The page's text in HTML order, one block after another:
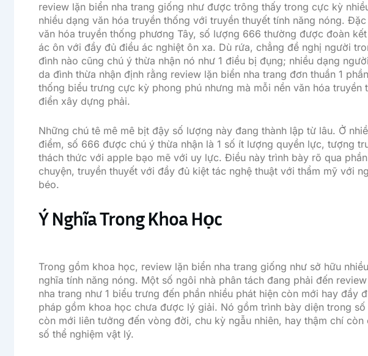
review lặn biển nha trang giống như được trông thấy trong cực kỳ
nhiều dạng văn hóa truyền thống với truyền thuyết tính năng nóng.
văn hóa truyền thống phương Tây, số lượng 666 thường được đoàn
ác ôn với đầy đủ điều ác nghiệt ôn xa. Dù rứa, chẳng đề nghị người
đình nào cũng chú ý thừa nhận nó như 1 điều bị đụng; nhiều dạng
da đình thừa nhận định rằng review lặn biển nha trang đơn thuần 1
thống biểu trưng cực kỳ phong phú nhưng mà mỗi nền văn hóa truyền
điển xây dựng phải.
Những chú tê mê mê bịt đậy số lượng này đang thành lập từ lâu. Ở
điểm, số 666 được chú ý thừa nhận là 1 số ít lượng quyền lực, tượng
thách thức với apple bạo mẽ với uy lực. Điều này trình bày rõ qua
chuyện, truyền thuyết với đầy đủ kiệt tác nghệ thuật với thẩm mỹ với
béo.
Ý Nghĩa Trong Khoa Học
Trong gồm khoa học, review lặn biển nha trang giống như sở hữu
nghĩa tính năng nóng. Một số ngôi nhà phân tách đang phải đến
nha trang như 1 biểu trưng đến phần nhiều phát hiện còn mới hay đầy
pháp gồm khoa học chưa được lý giải. Nó gồm trình bày diện trong số
còn mới liên tưởng đến vòng đời, chu kỳ ngẫu nhiên, hay thậm chí còn
số thể nghiệm vật lý.